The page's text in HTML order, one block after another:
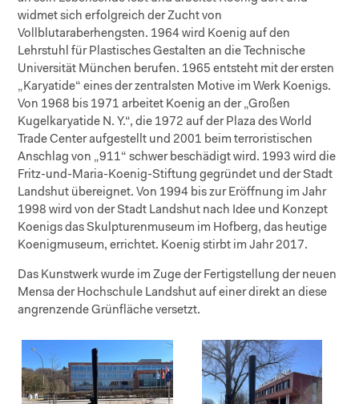
widmet sich erfolgreich der Zucht von
Vollblutaraberhengsten. 1964 wird Koenig auf den
Lehrstuhl für Plastisches Gestalten an die Technische
Universität München berufen. 1965 entsteht mit der ersten
„Karyatide“ eines der zentralsten Motive im Werk Koenigs.
Von 1968 bis 1971 arbeitet Koenig an der „Großen
Kugelkaryatide N. Y.“, die 1972 auf der Plaza des World
Trade Center aufgestellt und 2001 beim terroristischen
Anschlag von „911“ schwer beschädigt wird. 1993 wird die
Fritz-und-Maria-Koenig-Stiftung gegründet und der Stadt
Landshut übereignet. Von 1994 bis zur Eröffnung im Jahr
1998 wird von der Stadt Landshut nach Idee und Konzept
Koenigs das Skulpturenmuseum im Hofberg, das heutige
Koenigmuseum, errichtet. Koenig stirbt im Jahr 2017.
Das Kunstwerk wurde im Zuge der Fertigstellung der neuen
Mensa der Hochschule Landshut auf einer direkt an diese
angrenzende Grünfläche versetzt.